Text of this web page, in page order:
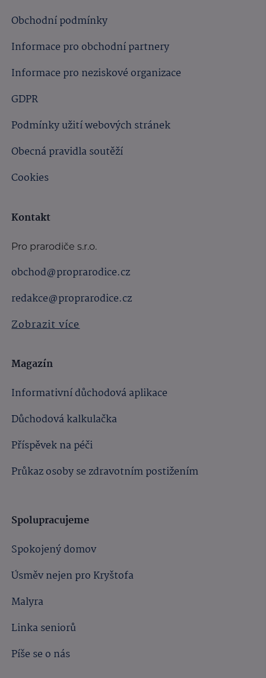
Obchodní podmínky
Informace pro obchodní partnery
Informace pro neziskové organizace
GDPR
Podmínky užití webových stránek
Obecná pravidla soutěží
Cookies
Kontakt
Pro prarodiče s.r.o.
obchod@proprarodice.cz
redakce@proprarodice.cz
Zobrazit více
Magazín
Informativní důchodová aplikace
Důchodová kalkulačka
Příspěvek na péči
Průkaz osoby se zdravotním postižením
Spolupracujeme
Spokojený domov
Úsměv nejen pro Kryštofa
Malyra
Linka seniorů
Píše se o nás